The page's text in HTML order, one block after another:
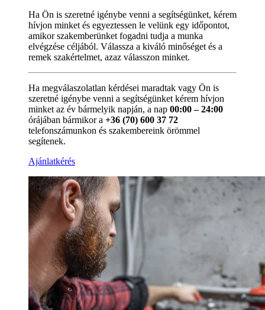
Ha Ön is szeretné igénybe venni a segítségünket, kérem
hívjon minket és egyeztessen le velünk egy időpontot,
amikor szakemberünket fogadni tudja a munka
elvégzése céljából. Válassza a kiváló minőséget és a
remek szakértelmet, azaz válasszon minket.
Ha megválaszolatlan kérdései maradtak vagy Ön is
szeretné igénybe venni a segítségünket kérem hívjon
minket az év bármelyik napján, a nap 00:00 – 24:00
órájában bármikor a +36 (70) 600 37 72
telefonszámunkon és szakembereink örömmel
segítenek.
Ajánlatkérés